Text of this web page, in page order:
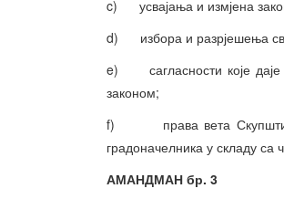
c) усвајања и измјена
d) избора и разрјешења
e) сагласности које даје
законом;
f) права вета Скупштине
градоначелника у складу са
АМАНДМАН бр. 3